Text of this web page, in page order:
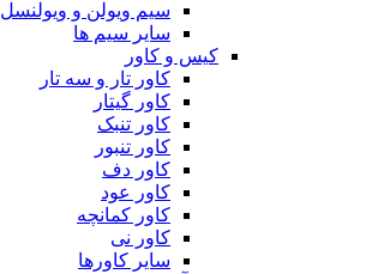
سیم ویولن و ویولنسل
سایر سیم ها
کیس و کاور
کاور تار و سه تار
کاور گیتار
کاور تنبک
کاور تنبور
کاور دف
کاور عود
کاور کمانچه
کاور نی
سایر کاورها